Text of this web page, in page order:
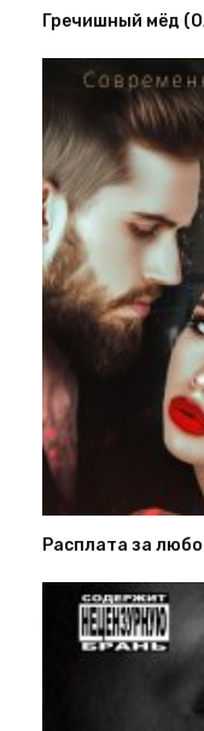
Гречишный мёд
Расплата за